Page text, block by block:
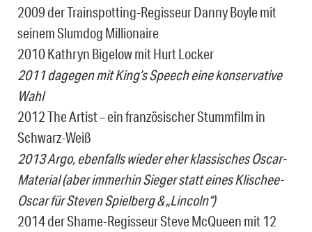
2009 der Trainspotting-Regisseur Danny Boyle mit
seinem Slumdog Millionaire
2010 Kathryn Bigelow mit Hurt Locker
2011 dagegen mit King’s Speech eine konservative
Wahl
2012 The Artist – ein französischer Stummfilm in
Schwarz-Weiß
2013 Argo, ebenfalls wieder eher klassisches Oscar-
Material (aber immerhin Sieger statt eines Klischee-
Oscar für Steven Spielberg & „Lincoln“)
2014 der Shame-Regisseur Steve McQueen mit 12